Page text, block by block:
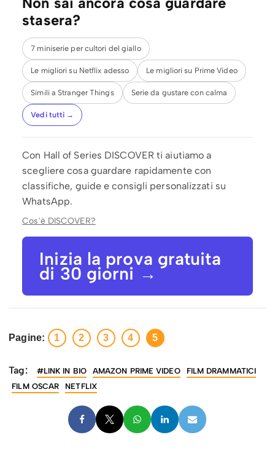
stasera?
7 miniserie per cultori del giallo
Le migliori su Netflix adesso Le migliori su Prime Video
Simili a Stranger Things Serie da gustare con calma
Vedi tutti →
Con Hall of Series DISCOVER ti aiutiamo a
scegliere cosa guardare rapidamente con
classifiche, guide e consigli personalizzati su
WhatsApp.
Cos'è DISCOVER?
Inizia la prova gratuita
di 30 giorni →
Pagine: 1 2 3 4 5
Tag: #LINK IN BIO AMAZON PRIME VIDEO
FILM DRAMMATICI
FILM OSCAR
NETFLIX